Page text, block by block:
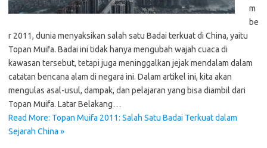
m
be
r 2011, dunia menyaksikan salah satu Badai terkuat di China, yaitu
Topan Muifa. Badai ini tidak hanya mengubah wajah cuaca di
kawasan tersebut, tetapi juga meninggalkan jejak mendalam dalam
catatan bencana alam di negara ini. Dalam artikel ini, kita akan
mengulas asal-usul, dampak, dan pelajaran yang bisa diambil dari
Topan Muifa. Latar Belakang…
Read More: Topan Muifa 2011: Salah Satu Badai Terkuat dalam
Sejarah China »